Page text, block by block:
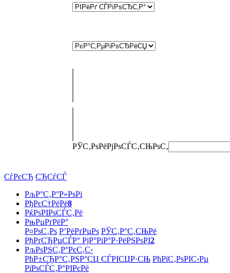
РЎС‚РѕРёРјРѕСЃС‚СЊРѕС‚
СѓРєСЂ СЂСѓСЃ
РљР°С‚Р°Р»РѕРі
РђРєС†РёРё8
РќРѕРІРѕСЃС‚Рё
РњРµРґРёР°
Р¤РѕС‚Рѕ Р’РёРґРµРѕ РЎС‚Р°С‚СЊРё
РђРґСЂРµСЃР° РјР°РіР°Р·РёРЅРѕРІ2
РљРѕРЅС‚Р°РєС‚С‹
РћР±СЂР°С‚РЅР°СЏ СЃРІСЏР·СЊ РћРїС‚РѕРІС‹Рµ
РїРѕСЃС‚Р°РІРєРё